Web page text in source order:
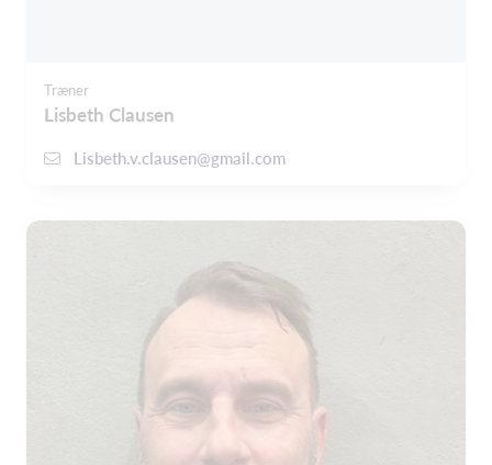
Træner
Lisbeth Clausen
Lisbeth.v.clausen@gmail.com